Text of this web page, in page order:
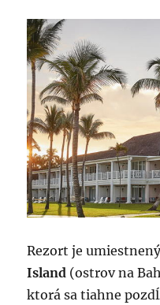
Rezort je
Island (ostrov na
ktorá sa tiahne